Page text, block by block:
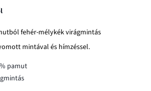
fehér-mélykék virágmintás
mintával és hímzéssel.
pamut